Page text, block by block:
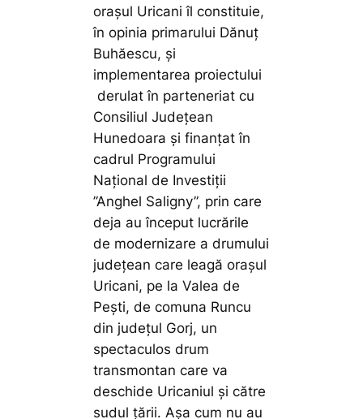
orașul Uricani îl constituie,
în opinia primarului Dănuț
Buhăescu, și
implementarea proiectului
derulat în parteneriat cu
Consiliul Județean
Hunedoara și finanțat în
cadrul Programului
Național de Investiții
”Anghel Saligny”, prin care
deja au început lucrările
de modernizare a drumului
județean care leagă orașul
Uricani, pe la Valea de
Pești, de comuna Runcu
din județul Gorj, un
spectaculos drum
transmontan care va
deschide Uricaniul și către
sudul țării. Așa cum nu au